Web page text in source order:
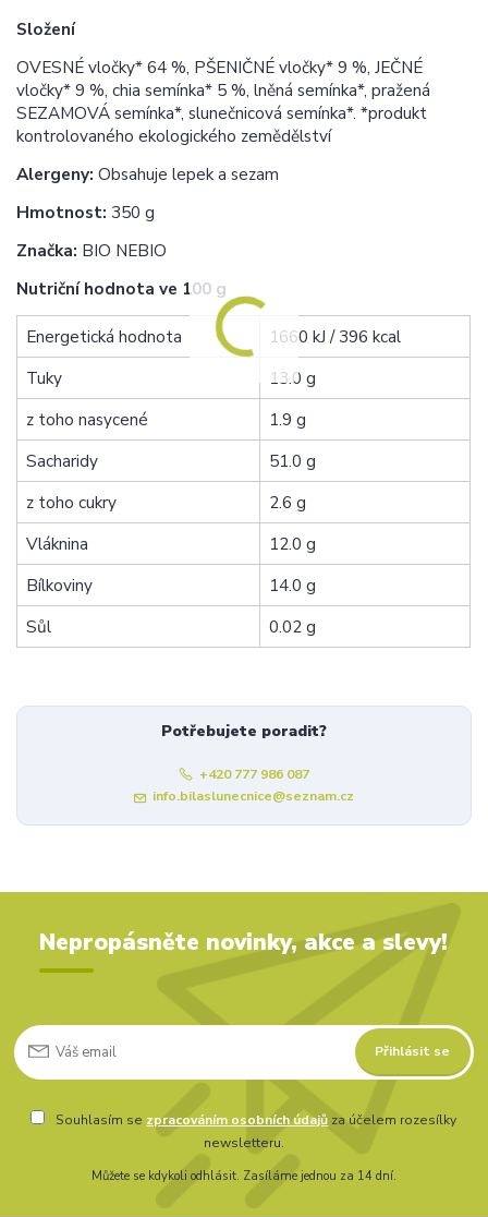
Složení
OVESNÉ vločky* 64 %, PŠENIČNÉ vločky* 9 %, JEČNÉ
vločky* 9 %, chia semínka* 5 %, lněná semínka*, pražená
SEZAMOVÁ semínka*, slunečnicová semínka*. *produkt
kontrolovaného ekologického zemědělství
Alergeny: Obsahuje lepek a sezam
Hmotnost: 350 g
Značka: BIO NEBIO
Nutriční hodnota ve 100 g
Energetická hodnota
1660 kJ / 396 kcal
Tuky
13.0 g
z toho nasycené
1.9 g
Sacharidy
51.0 g
z toho cukry
2.6 g
Vláknina
12.0 g
Bílkoviny
14.0 g
Sůl
0.02 g
Potřebujete poradit?
+420 777 986 087
info.bilaslunecnice@seznam.cz
Nepropásněte novinky, akce a slevy!
Přihlásit se
Souhlasím se zpracováním osobních údajů za účelem rozesílky
newsletteru.
Můžete se kdykoli odhlásit. Zasíláme jednou za 14 dní.